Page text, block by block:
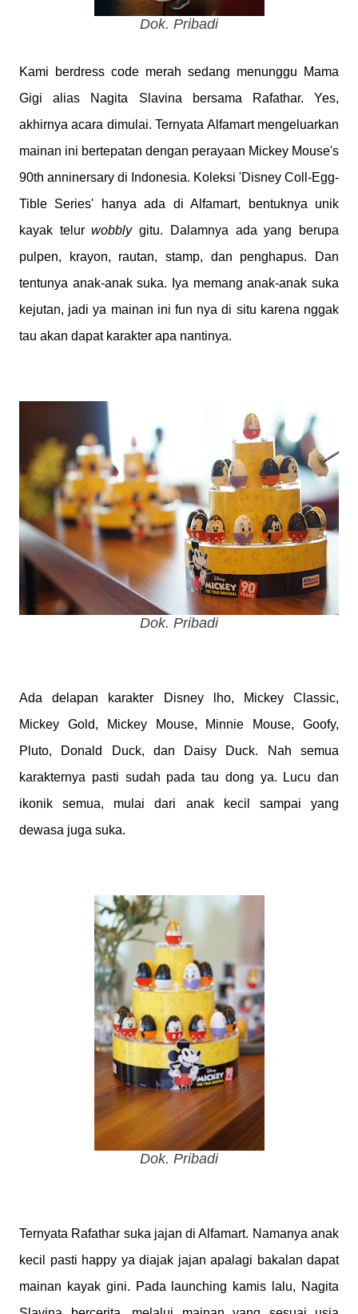
Dok. Pribadi
Kami berdress code merah sedang menunggu Mama
Gigi alias Nagita Slavina bersama Rafathar. Yes,
akhirnya acara dimulai. Ternyata Alfamart mengeluarkan
mainan ini bertepatan dengan perayaan Mickey Mouse's
90th anninersary di Indonesia. Koleksi 'Disney Coll-Egg-
Tible Series' hanya ada di Alfamart, bentuknya unik
kayak telurwobblygitu. Dalamnya ada yang berupa
pulpen, krayon, rautan, stamp, dan penghapus. Dan
tentunya anak-anak suka. Iya memang anak-anak suka
kejutan, jadi ya mainan ini fun nya di situ karena nggak
tau akan dapat karakter apa nantinya.
Dok. Pribadi
Ada delapan karakter Disney lho, Mickey Classic,
Mickey Gold, Mickey Mouse, Minnie Mouse, Goofy,
Pluto, Donald Duck, dan Daisy Duck. Nah semua
karakternya pasti sudah pada tau dong ya. Lucu dan
ikonik semua, mulai dari anak kecil sampai yang
dewasa juga suka.
Dok. Pribadi
Ternyata Rafathar suka jajan di Alfamart. Namanya anak
kecil pasti happy ya diajak jajan apalagi bakalan dapat
mainan kayak gini. Pada launching kamis lalu, Nagita